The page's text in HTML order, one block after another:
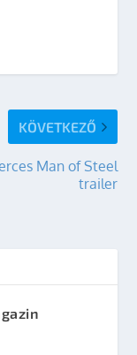
KÖVETKEZŐ
Man of Steel
trailer